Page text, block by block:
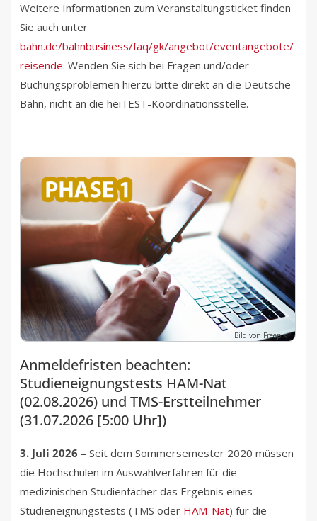
Weitere Informationen zum Veranstaltungsticket finden
Sie auch unter
bahn.de/bahnbusiness/faq/gk/angebot/eventangebote/
reisende. Wenden Sie sich bei Fragen und/oder
Buchungsproblemen hierzu bitte direkt an die Deutsche
Bahn, nicht an die heiTEST-Koordinationsstelle.
Bild von Freepik
Anmeldefristen beachten:
Studieneignungstests HAM-Nat
(02.08.2026) und TMS-Erstteilnehmer
(31.07.2026 [5:00 Uhr])
3. Juli 2026 – Seit dem Sommersemester 2020 müssen
die Hochschulen im Auswahlverfahren für die
medizinischen Studienfächer das Ergebnis eines
Studieneignungstests (TMS oder HAM-Nat) für die